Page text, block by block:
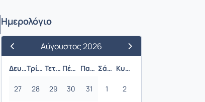
Ημερολόγιο
Προηγούμενος Μήνας
Αύγουστος 2026
Επόμενος Μήνας
Δευτέρα
Τρίτη Τετάρτη Πέμπτη Παρασκευή Σάββατο Κυριακή
27 28 29 30 31 1 2